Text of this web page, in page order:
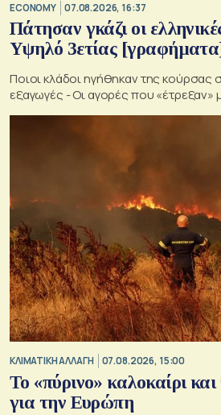
ECONOMY 07.08.2026, 16:37
Πάτησαν γκάζι οι
Υψηλό 3ετίας
Ποιοι κλάδοι ηγήθηκαν της κούρσας
εξαγωγές - Οι αγορές που
ΚΛΙΜΑΤΙΚΗ ΑΛΛΑΓΗ 07.08.2026, 15:00
Το «πύρινο» καλοκαίρι
για την Ευρώπη